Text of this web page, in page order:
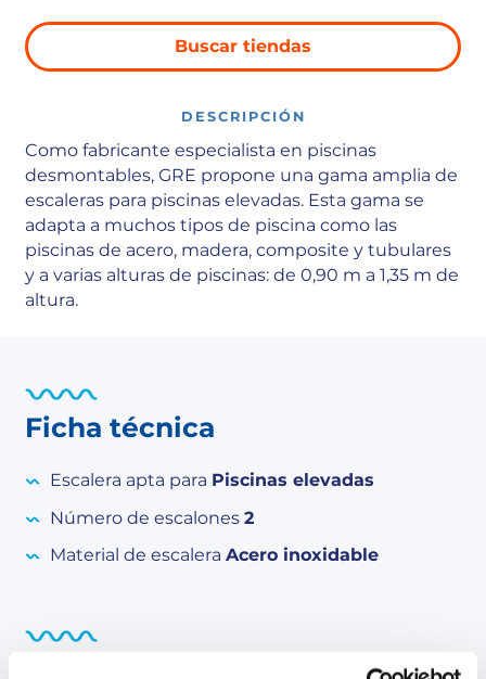
Buscar tiendas
DESCRIPCIÓN
Como fabricante especialista en piscinas
desmontables, GRE propone una gama amplia de
escaleras para piscinas elevadas. Esta gama se
adapta a muchos tipos de piscina como las
piscinas de acero, madera, composite y tubulares
y a varias alturas de piscinas: de 0,90 m a 1,35 m de
altura.
Ficha técnica
Escalera apta para Piscinas elevadas
Número de escalones2
Material de escaleraAcero inoxidable